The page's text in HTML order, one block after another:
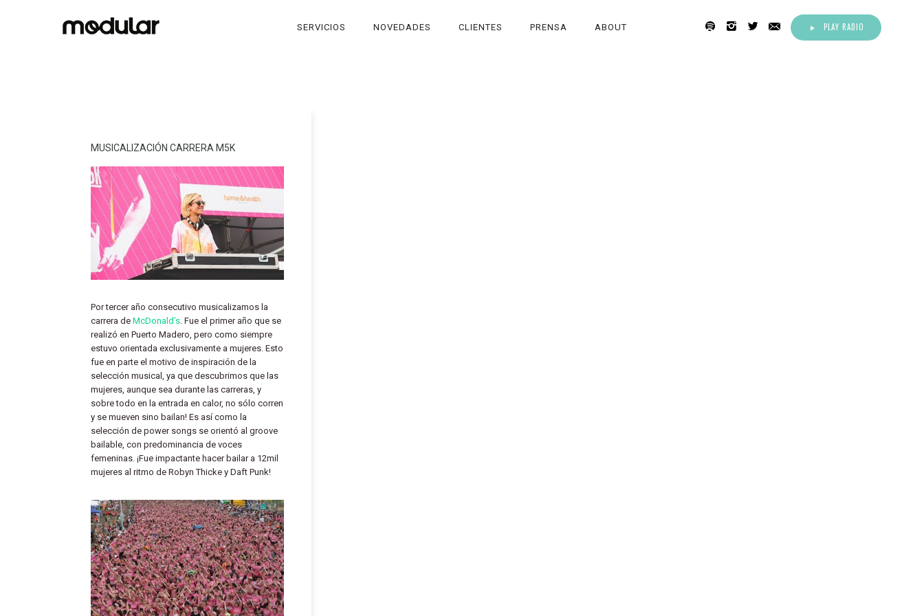
PLAY RADIO
SERVICIOS NOVEDADES CLIENTES PRENSA ABOUT
MUSICALIZACIÓN CARRERA M5K
Por tercer año consecutivo musicalizamos la
carrera de McDonald’s . Fue el primer año que se
realizó en Puerto Madero, pero como siempre
estuvo orientada exclusivamente a mujeres. Esto
fue en parte el motivo de inspiración de la
selección musical, ya que descubrimos que las
mujeres, aunque sea durante las carreras, y
sobre todo en la entrada en calor, no sólo corren
y se mueven sino bailan! Es así como la
selección de power songs se orientó al groove
bailable, con predominancia de voces
femeninas. ¡Fue impactante hacer bailar a 12mil
mujeres al ritmo de Robyn Thicke y Daft Punk!